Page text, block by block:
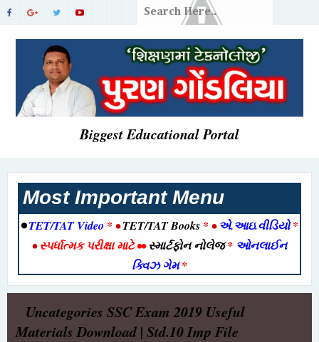
Biggest Educational Portal
Most Important Menu
•TET/TAT Video * •TET/TAT Books * •એ.આઇ.વીડિયો*
•સ્પર્ધાત્મક પરીક્ષા માટે••સ્માર્ટફોન નોલેજ* ઓનલાઈન
ક્વિઝ ગેમ*
Uncategories SSC Exam 2019 Useful
Materials Download | Std.10 Imp File